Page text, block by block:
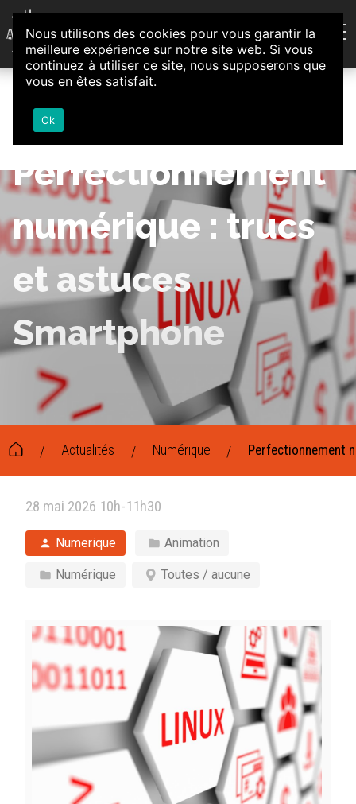
Aller au contenu
Association d'Animation et d'Initiatives Citoyennes
Loire-Authion
Perfectionnement
numérique : trucs
et astuces
Smartphone
/ Actualités / Numérique / Perfectionnement
28 mai 2026 10h-11h30
Numerique Animation
Numérique Toutes / aucune
Nous utilisons des cookies pour vous garantir la
meilleure expérience sur notre site web. Si vous
continuez à utiliser ce site, nous supposerons que
vous en êtes satisfait.
Ok